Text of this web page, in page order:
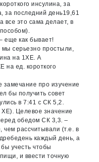
инсулина, за
за последний день19,61
все это сама делает, в
еще как бывает!
мы серьезно простыли,
на 1ХЕ. А
на ед. короткого
про изучение
бы получить совет
в 7:41 с СК 5,2.
ХЕ). Целевое значение
обедом СК 3,3. –
рассчитывали (т.е. в
каждый день, а
учесть чтобы
и ввести точную